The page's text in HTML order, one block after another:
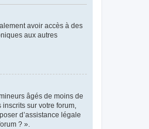
avoir accès à des
aux autres
âgés de moins de
sur votre forum,
d’assistance légale
? ».